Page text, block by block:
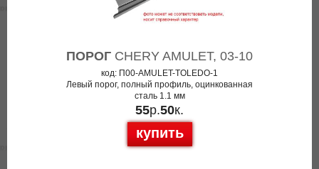
ПОРОГ CHERY AMULET, 03-10
код: П00-AMULET-TOLEDO-1
Левый порог, полный профиль, оцинкованная
сталь 1.1 мм
55р.50к.
купить